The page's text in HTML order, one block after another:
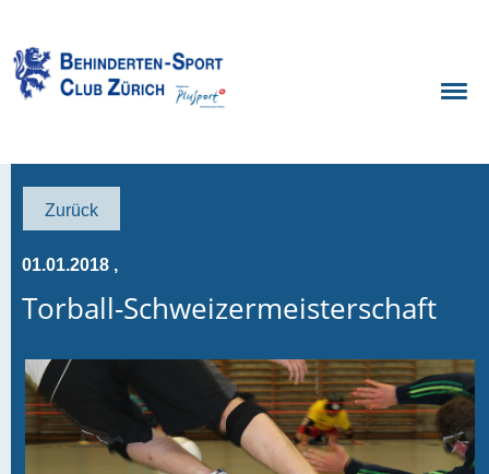
Zurück
01.01.2018 ,
Torball-Schweizermeisterschaft